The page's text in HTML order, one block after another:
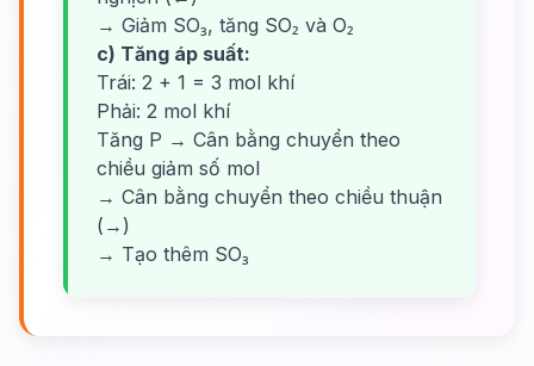
→ Giảm SO₃, tăng SO₂ và O₂
c) Tăng áp suất:
Trái: 2 + 1 = 3 mol khí
Phải: 2 mol khí
Tăng P → Cân bằng chuyển theo
chiều giảm số mol
→ Cân bằng chuyển theo chiều thuận
(→)
→ Tạo thêm SO₃